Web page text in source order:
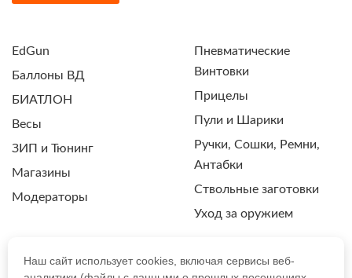
EdGun
Баллоны ВД
БИАТЛОН
Весы
ЗИП и Тюнинг
Магазины
Модераторы
Пневматические
Винтовки
Прицелы
Пули и Шарики
Ручки, Сошки, Ремни,
Антабки
Ствольные заготовки
Уход за оружием
Наш сайт использует cookies, включая сервисы веб-